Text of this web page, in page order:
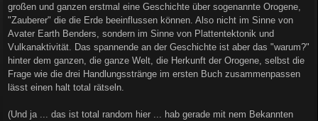
großen und ganzen erstmal eine Geschichte über sogenannte Orogene,
"Zauberer" die die Erde beeinflussen können. Also nicht im Sinne von
Avater Earth Benders, sondern im Sinne von Plattentektonik und
Vulkanaktivität. Das spannende an der Geschichte ist aber das "warum?"
hinter dem ganzen, die ganze Welt, die Herkunft der Orogene, selbst die
Frage wie die drei Handlungsstränge im ersten Buch zusammenpassen
lässt einen halt total rätseln.
(Und ja ... das ist total random hier ... hab gerade mit nem Bekannten